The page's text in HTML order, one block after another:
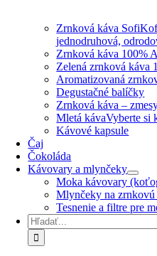
Zrnková káva
jednodruhová,
Zrnková káva 100%
Zelená zrnková káva
Aromatizovaná
Degustačné balíčky
Zrnková káva –
Mletá kávaVyberte si
Kávové kapsule
Čaj
Čokoláda
Kávovary a mlynčeky
Moka kávovary
Mlynčeky na zrnkovú
Tesnenie a filtre pre
Hľadať: